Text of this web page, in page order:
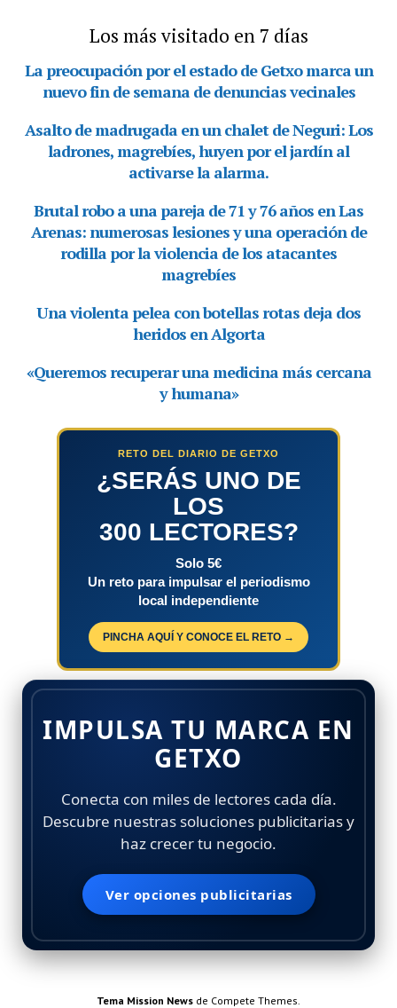
Los más visitado en 7 días
RETO DEL DIARIO DE GETXO
¿SERÁS UNO DE
LOS
300 LECTORES?
Solo 5€
Un reto para impulsar el periodismo
local independiente
PINCHA AQUÍ Y CONOCE EL RETO →
IMPULSA TU MARCA EN
GETXO
Conecta con miles de lectores cada día.
Descubre nuestras soluciones publicitarias y
haz crecer tu negocio.
Ver opciones publicitarias
Tema Mission News de Compete Themes.